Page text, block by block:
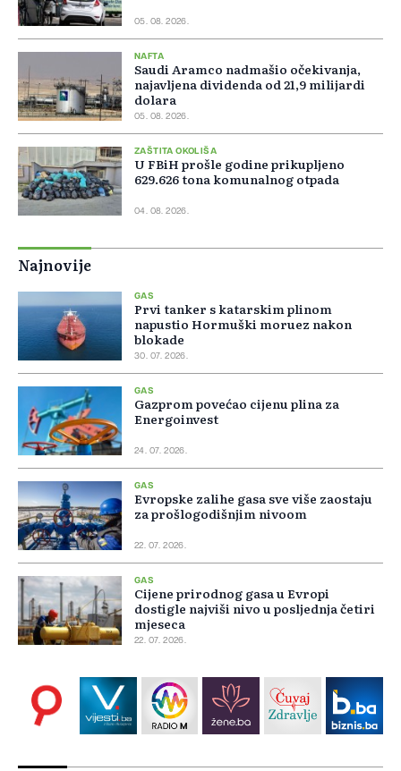
05. 08. 2026.
NAFTA
Saudi Aramco nadmašio očekivanja,
najavljena dividenda od 21,9 milijardi
dolara
05. 08. 2026.
ZAŠTITA OKOLIŠA
U FBiH prošle godine prikupljeno
629.626 tona komunalnog otpada
04. 08. 2026.
Najnovije
GAS
Prvi tanker s katarskim plinom
napustio Hormuški moruez nakon
blokade
30. 07. 2026.
GAS
Gazprom povećao cijenu plina za
Energoinvest
24. 07. 2026.
GAS
Evropske zalihe gasa sve više zaostaju
za prošlogodišnjim nivoom
22. 07. 2026.
GAS
Cijene prirodnog gasa u Evropi
dostigle najviši nivo u posljednja četiri
mjeseca
22. 07. 2026.